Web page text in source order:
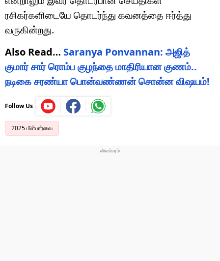
ரசிகர்களிடையே தொடர்ந்து கவனத்தை ஈர்த்து
வருகின்றது.
Also Read… Saranya Ponvannan: அஜித்
குமார் சார் ரொம்ப குழந்தை மாதிரியான குணம்..
நடிகை சரண்யா பொன்வண்ணன் சொன்ன விஷயம்!
Follow Us
2025 மீள்பார்வை